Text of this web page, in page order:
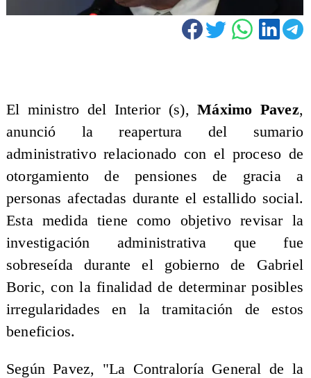
El ministro del Interior (s),Máximo Pavez,
anunció la reapertura del sumario
administrativo relacionado con el proceso de
otorgamiento de pensiones de gracia a
personas afectadas durante el estallido social.
Esta medida tiene como objetivo revisar la
investigación administrativa que fue
sobreseída durante el gobierno de Gabriel
Boric, con la finalidad de determinar posibles
irregularidades en la tramitación de estos
beneficios.
Según Pavez, "La Contraloría General de la